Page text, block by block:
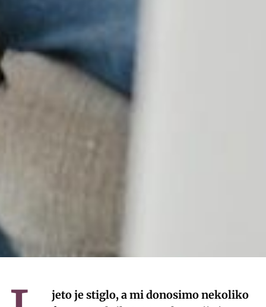
jeto je stiglo, a mi donosimo nekoliko